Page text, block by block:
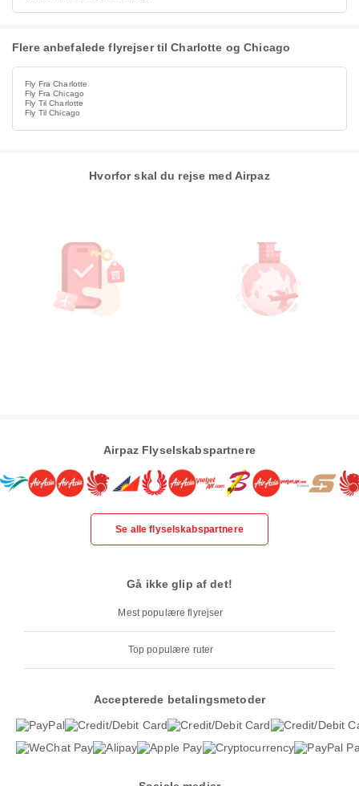
Flere anbefalede flyrejser til Charlotte og Chicago
Fly Fra Charlotte
Fly Fra Chicago
Fly Til Charlotte
Fly Til Chicago
Hvorfor skal du rejse med Airpaz
Airpaz Flyselskabspartnere
Se alle flyselskabspartnere
Gå ikke glip af det!
Mest populære flyrejser
Top populære ruter
Accepterede betalingsmetoder